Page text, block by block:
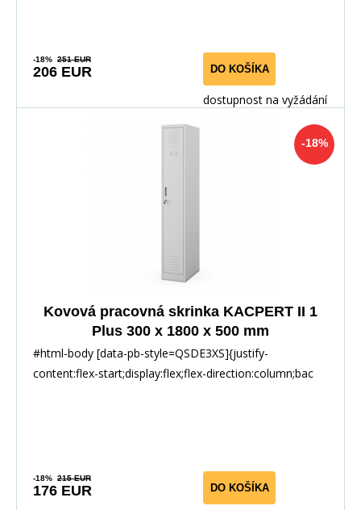
-18% 251 EUR
206 EUR DO KOŠÍKA
dostupnost na vyžádání
-18%
Kovová pracovná skrinka KACPERT II 1
Plus 300 x 1800 x 500 mm
#html-body [data-pb-style=QSDE3XS]{justify-
content:flex-start;display:flex;flex-direction:column;bac
-18% 215 EUR
176 EUR DO KOŠÍKA